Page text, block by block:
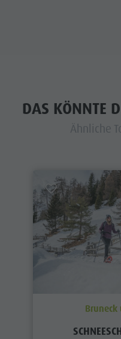
DAS KÖNNTE
Ähnliche